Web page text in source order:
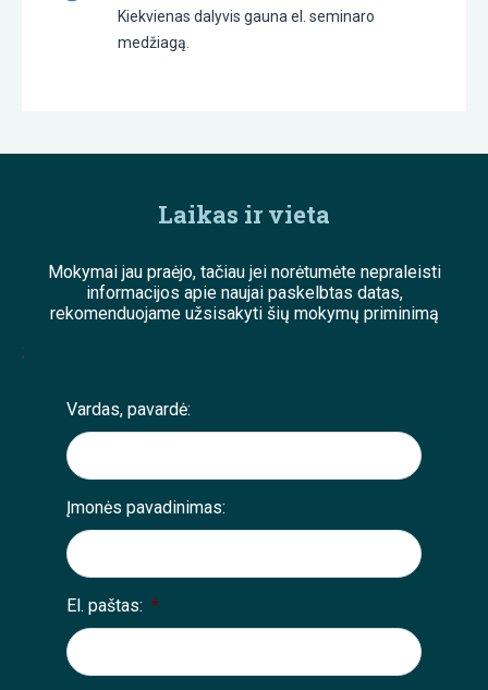
Kiekvienas dalyvis gauna el. seminaro
medžiagą.
Laikas ir vieta
Mokymai jau praėjo, tačiau jei norėtumėte nepraleisti
informacijos apie naujai paskelbtas datas,
rekomenduojame užsisakyti šių mokymų priminimą
;
Vardas, pavardė:
Įmonės pavadinimas:
El. paštas: *